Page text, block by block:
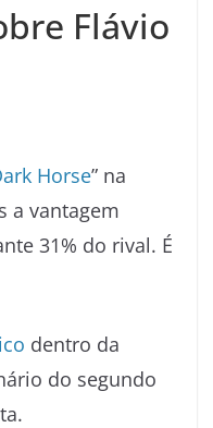
Flávio
Horse” na
a vantagem
31% do rival. É
dentro da
do segundo